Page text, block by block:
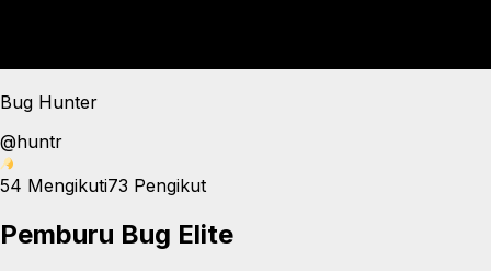
Bug Hunter
@huntr
54 Mengikuti73 Pengikut
Pemburu Bug Elite